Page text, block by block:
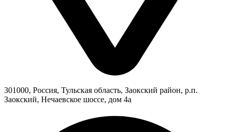
301000, Россия, Тульская область, Заокский район, р.п.
Заокский, Нечаевское шоссе, дом 4а